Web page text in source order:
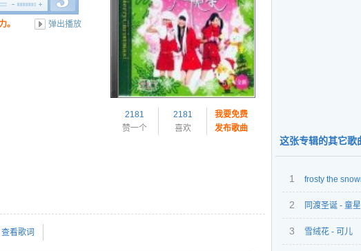
。 弹出播放
2181
赞一个
2181
喜欢
我要免费
发布歌曲
查看歌词
这张专辑的其它歌
1 frosty the
Kitty
2
同渡圣诞 - 童星
3
雪绒花 - 可儿